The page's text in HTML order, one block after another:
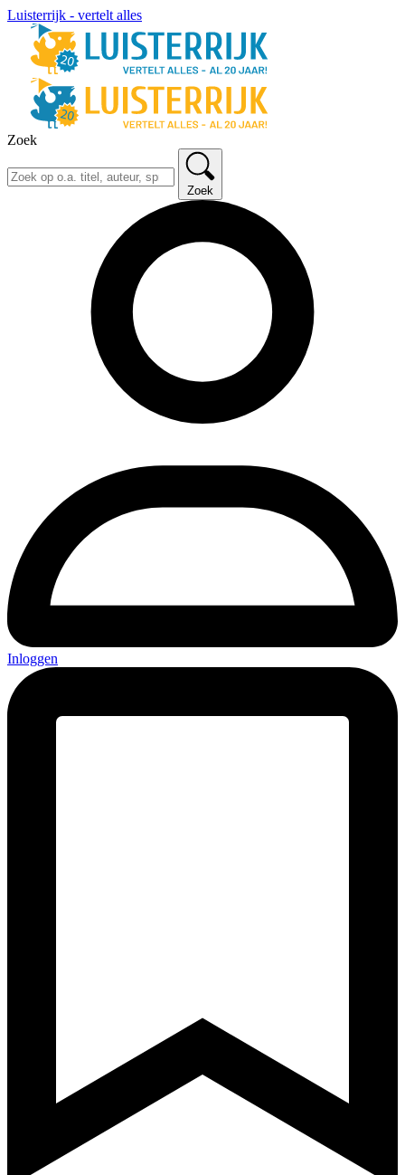
Luisterrijk - vertelt alles
Zoek
Zoek
Inloggen